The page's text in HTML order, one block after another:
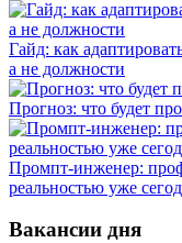
Гайд: как
а не должности
Прогноз: что будет
Промпт-инженер:
реальностью уже
Вакансии дня